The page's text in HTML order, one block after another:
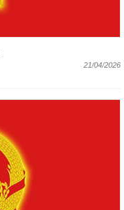
21/04/2026